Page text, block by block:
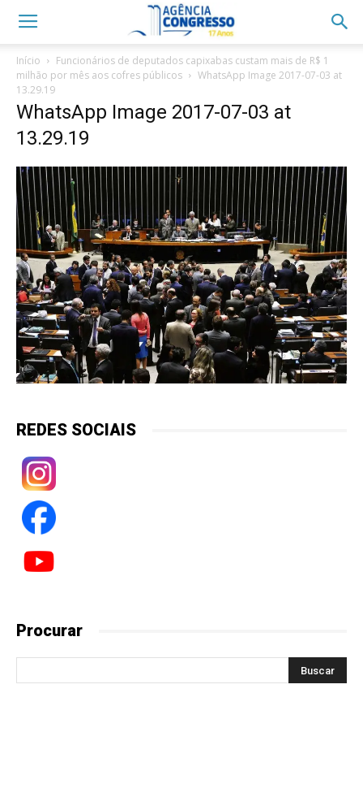
Início
Funcionários de deputados capixabas custam mais de R$ 1
milhão por mês aos cofres públicos
WhatsApp Image 2017-07-03 at
13.29.19
WhatsApp Image 2017-07-03 at
13.29.19
REDES SOCIAIS
Procurar